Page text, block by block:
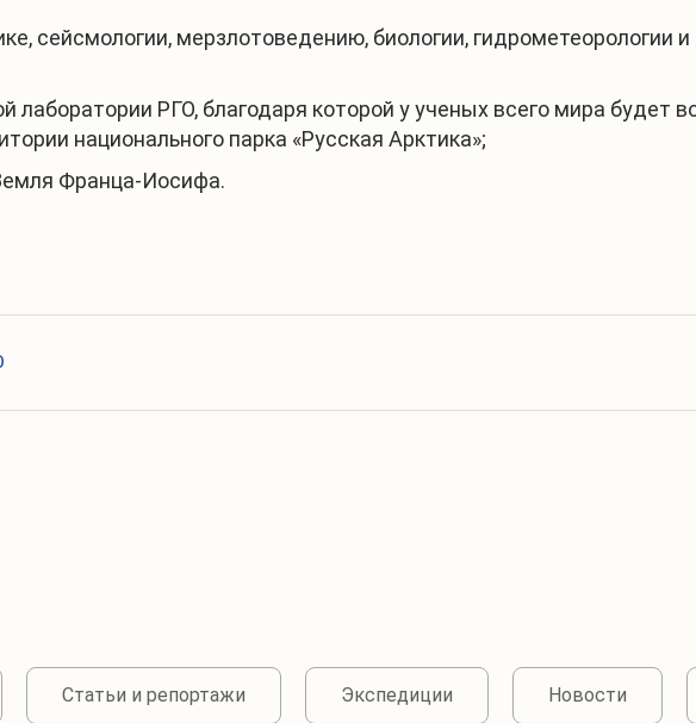
сейсмологии, мерзлотоведению, биологии, гидрометеорологии
РГО, благодаря которой у ученых всего мира будет
национального парка «Русская Арктика»;
Франца-Иосифа.
Статьи и репортажи Экспедиции Новости